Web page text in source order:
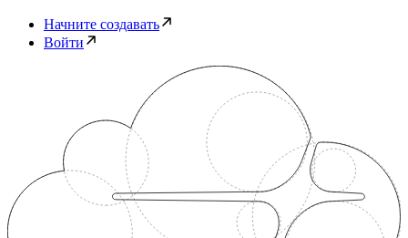
Начните создавать
Войти